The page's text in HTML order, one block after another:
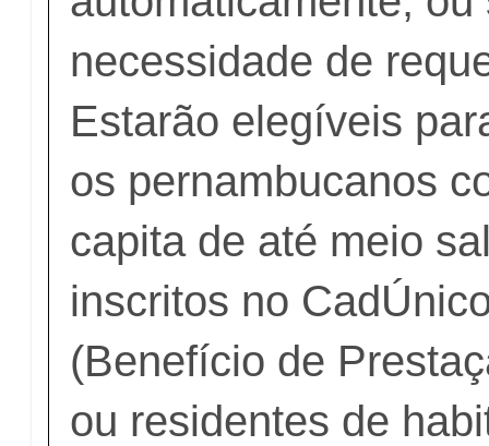
necessidade de
Estarão elegíveis
os pernambucanos
capita de até meio
inscritos no
(Benefício de
ou residentes de